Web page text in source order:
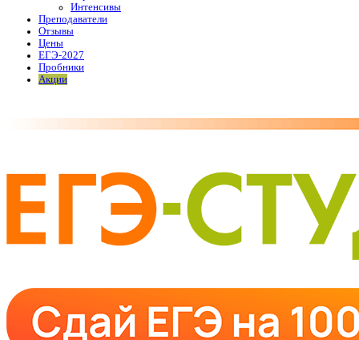
Интенсивы
Преподаватели
Отзывы
Цены
ЕГЭ-2027
Пробники
Акции